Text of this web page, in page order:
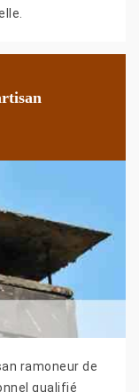
ramoneur de
qualifié